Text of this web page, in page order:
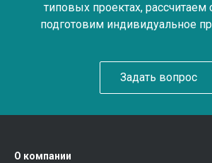
типовых проектах, рассчитаем
подготовим индивидуальное
Задать вопрос
О компании